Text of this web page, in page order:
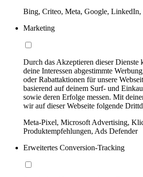
Bing, Criteo, Meta, Google, LinkedIn,
Marketing
Durch das Akzeptieren dieser Dienste
deine Interessen abgestimmte
oder Rabattaktionen für unsere
basierend auf deinem Surf- und
sowie deren Erfolge messen. Mit
wir auf dieser Webseite folgende
Meta-Pixel, Microsoft Advertising,
Produktempfehlungen, Ads Defender
Erweitertes Conversion-Tracking